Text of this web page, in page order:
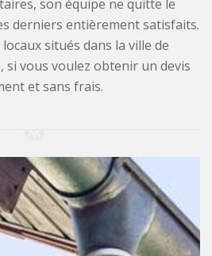
son équipe ne quitte le
derniers entièrement satisfaits.
situés dans la ville de
si vous voulez obtenir un devis
et sans frais.